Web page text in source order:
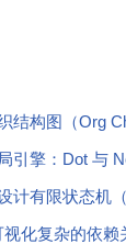
结构图（Org
引擎：Dot 与
计有限状态机（
化复杂的依赖